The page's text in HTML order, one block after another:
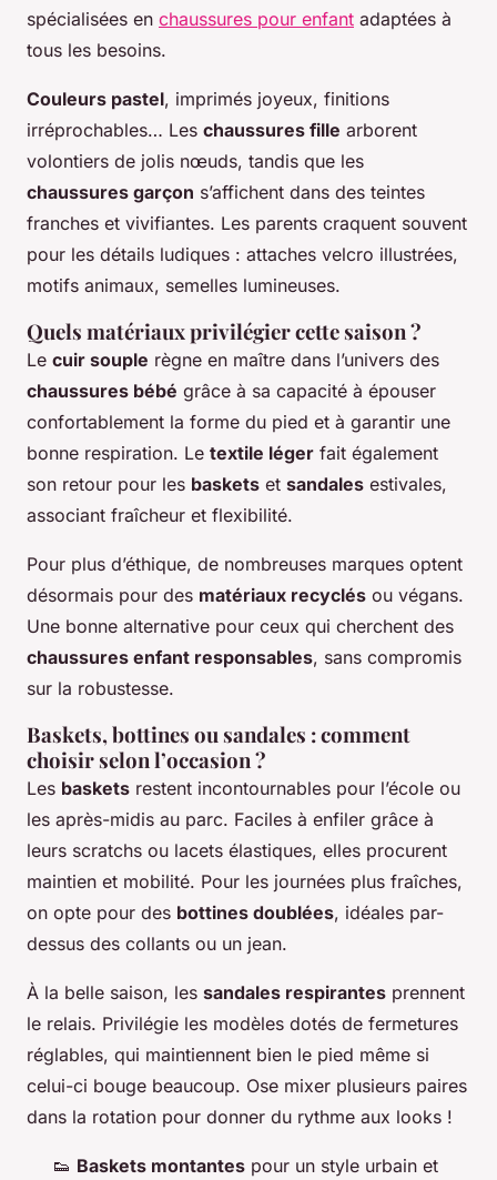
spécialisées en chaussures pour enfant adaptées à
tous les besoins.
Couleurs pastel, imprimés joyeux, finitions
irréprochables… Les chaussures fille arborent
volontiers de jolis nœuds, tandis que les
chaussures garçon s’affichent dans des teintes
franches et vivifiantes. Les parents craquent souvent
pour les détails ludiques : attaches velcro illustrées,
motifs animaux, semelles lumineuses.
Quels matériaux privilégier cette saison ?
Le cuir souple règne en maître dans l’univers des
chaussures bébé grâce à sa capacité à épouser
confortablement la forme du pied et à garantir une
bonne respiration. Le textile léger fait également
son retour pour les baskets et sandales estivales,
associant fraîcheur et flexibilité.
Pour plus d’éthique, de nombreuses marques optent
désormais pour des matériaux recyclés ou végans.
Une bonne alternative pour ceux qui cherchent des
chaussures enfant responsables, sans compromis
sur la robustesse.
Baskets, bottines ou sandales : comment
choisir selon l’occasion ?
Les baskets restent incontournables pour l’école ou
les après-midis au parc. Faciles à enfiler grâce à
leurs scratchs ou lacets élastiques, elles procurent
maintien et mobilité. Pour les journées plus fraîches,
on opte pour des bottines doublées, idéales par-
dessus des collants ou un jean.
À la belle saison, les sandales respirantes prennent
le relais. Privilégie les modèles dotés de fermetures
réglables, qui maintiennent bien le pied même si
celui-ci bouge beaucoup. Ose mixer plusieurs paires
dans la rotation pour donner du rythme aux looks !
👟 Baskets montantes pour un style urbain et